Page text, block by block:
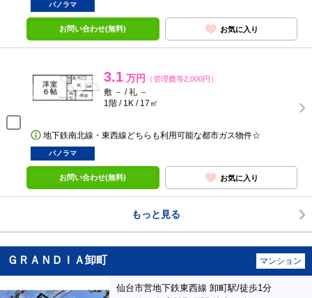
パノラマ
お問い合わせ(無料) お気に入り
3.1 万円 （管理費等2,000円）
敷 － / 礼 －
1階 / 1K / 17㎡
地下鉄南北線・東西線どちらも利用可能な都市ガス物件☆
パノラマ
お問い合わせ(無料) お気に入り
もっと見る
ＧＲＡＮＤＩＡ卸町 マンション
仙台市営地下鉄東西線 卸町駅/徒歩1分